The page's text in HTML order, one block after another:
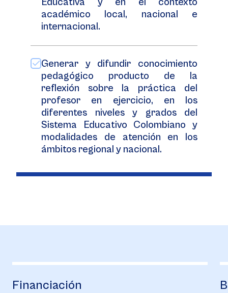
académico local, nacional e
internacional.
Generar y difundir conocimiento
pedagógico producto de la
reflexión sobre la práctica del
profesor en ejercicio, en los
diferentes niveles y grados del
Sistema Educativo Colombiano y
modalidades de atención en los
ámbitos regional y nacional.